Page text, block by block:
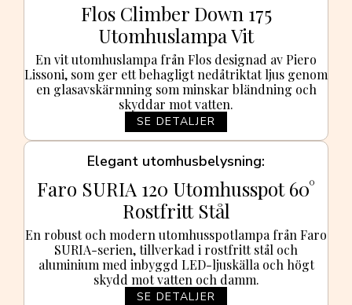
Flos Climber Down 175
Utomhuslampa Vit
En vit utomhuslampa från Flos designad av Piero
Lissoni, som ger ett behagligt nedåtriktat ljus genom
en glasavskärmning som minskar bländning och
skyddar mot vatten.
SE DETALJER
Elegant utomhusbelysning
Faro SURIA 120 Utomhusspot 60°
Rostfritt Stål
En robust och modern utomhusspotlampa från Faro
SURIA-serien, tillverkad i rostfritt stål och
aluminium med inbyggd LED-ljuskälla och högt
skydd mot vatten och damm.
SE DETALJER